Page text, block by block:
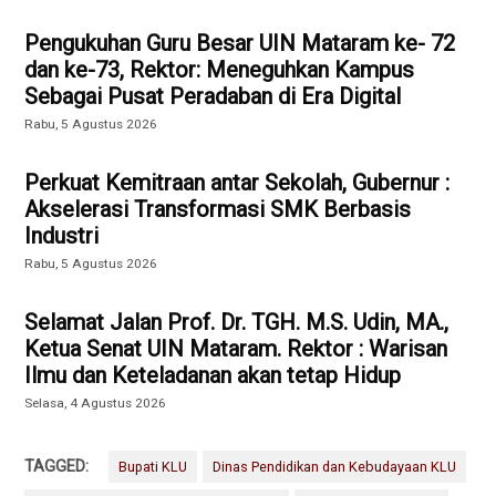
Pengukuhan Guru Besar UIN Mataram ke- 72
dan ke-73, Rektor: Meneguhkan Kampus
Sebagai Pusat Peradaban di Era Digital
Rabu, 5 Agustus 2026
Perkuat Kemitraan antar Sekolah, Gubernur :
Akselerasi Transformasi SMK Berbasis
Industri
Rabu, 5 Agustus 2026
Selamat Jalan Prof. Dr. TGH. M.S. Udin, MA.,
Ketua Senat UIN Mataram. Rektor : Warisan
Ilmu dan Keteladanan akan tetap Hidup
Selasa, 4 Agustus 2026
TAGGED: Bupati KLU Dinas Pendidikan dan Kebudayaan KLU